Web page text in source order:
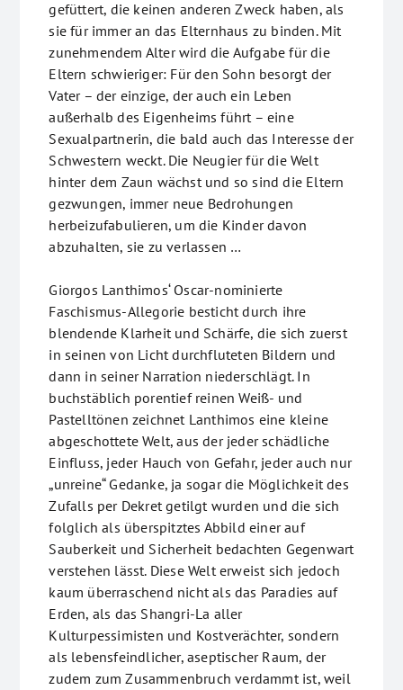
gefüttert, die keinen anderen Zweck haben, als
sie für immer an das Elternhaus zu binden. Mit
zunehmendem Alter wird die Aufgabe für die
Eltern schwieriger: Für den Sohn besorgt der
Vater – der einzige, der auch ein Leben
außerhalb des Eigenheims führt – eine
Sexualpartnerin, die bald auch das Interesse der
Schwestern weckt. Die Neugier für die Welt
hinter dem Zaun wächst und so sind die Eltern
gezwungen, immer neue Bedrohungen
herbeizufabulieren, um die Kinder davon
abzuhalten, sie zu verlassen …
Giorgos Lanthimos‘ Oscar-nominierte
Faschismus-Allegorie besticht durch ihre
blendende Klarheit und Schärfe, die sich zuerst
in seinen von Licht durchfluteten Bildern und
dann in seiner Narration niederschlägt. In
buchstäblich porentief reinen Weiß- und
Pastelltönen zeichnet Lanthimos eine kleine
abgeschottete Welt, aus der jeder schädliche
Einfluss, jeder Hauch von Gefahr, jeder auch nur
„unreine“ Gedanke, ja sogar die Möglichkeit des
Zufalls per Dekret getilgt wurden und die sich
folglich als überspitztes Abbild einer auf
Sauberkeit und Sicherheit bedachten Gegenwart
verstehen lässt. Diese Welt erweist sich jedoch
kaum überraschend nicht als das Paradies auf
Erden, als das Shangri-La aller
Kulturpessimisten und Kostverächter, sondern
als lebensfeindlicher, aseptischer Raum, der
zudem zum Zusammenbruch verdammt ist, weil